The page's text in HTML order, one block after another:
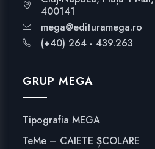
400141
mega@edituramega.ro
(+40) 264 - 439.263
GRUP MEGA
Tipografia MEGA
TeMe – CAIETE ȘCOLARE